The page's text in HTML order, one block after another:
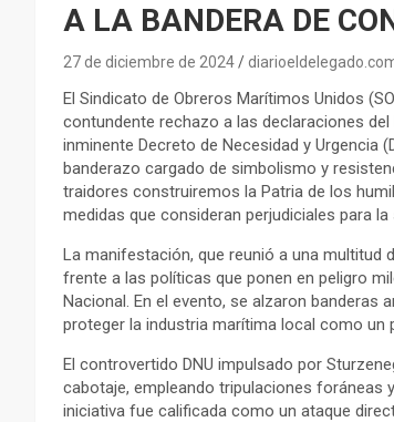
A LA BANDERA DE
27 de diciembre de 2024
El Sindicato de Obreros Marítimos Unidos
contundente rechazo a las declaraciones
inminente Decreto de Necesidad y Urgencia
banderazo cargado de simbolismo y
traidores construiremos la Patria de los
medidas que consideran perjudiciales para
La manifestación, que reunió a una
frente a las políticas que ponen en peligro
Nacional. En el evento, se alzaron banderas
proteger la industria marítima local como un
El controvertido DNU impulsado por
cabotaje, empleando tripulaciones foráneas
iniciativa fue calificada como un ataque